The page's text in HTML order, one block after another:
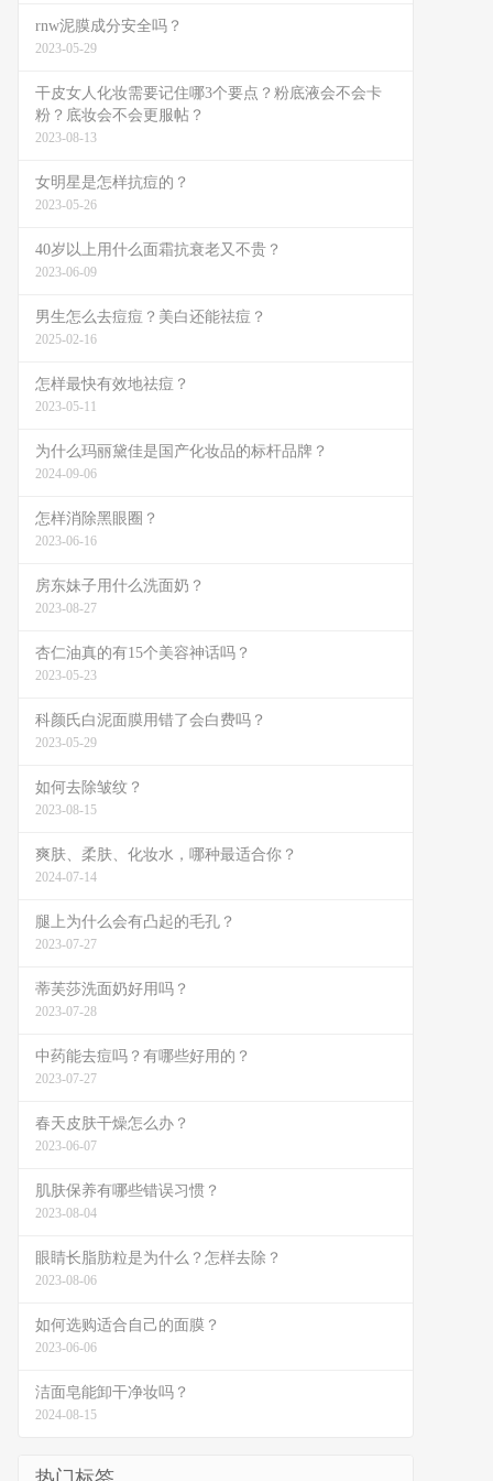
rnw泥膜成分安全吗？
2023-05-29
干皮女人化妆需要记住哪3个要点？粉底液会不会卡
粉？底妆会不会更服帖？
2023-08-13
女明星是怎样抗痘的？
2023-05-26
40岁以上用什么面霜抗衰老又不贵？
2023-06-09
男生怎么去痘痘？美白还能祛痘？
2025-02-16
怎样最快有效地祛痘？
2023-05-11
为什么玛丽黛佳是国产化妆品的标杆品牌？
2024-09-06
怎样消除黑眼圈？
2023-06-16
房东妹子用什么洗面奶？
2023-08-27
杏仁油真的有15个美容神话吗？
2023-05-23
科颜氏白泥面膜用错了会白费吗？
2023-05-29
如何去除皱纹？
2023-08-15
爽肤、柔肤、化妆水，哪种最适合你？
2024-07-14
腿上为什么会有凸起的毛孔？
2023-07-27
蒂芙莎洗面奶好用吗？
2023-07-28
中药能去痘吗？有哪些好用的？
2023-07-27
春天皮肤干燥怎么办？
2023-06-07
肌肤保养有哪些错误习惯？
2023-08-04
眼睛长脂肪粒是为什么？怎样去除？
2023-08-06
如何选购适合自己的面膜？
2023-06-06
洁面皂能卸干净妆吗？
2024-08-15